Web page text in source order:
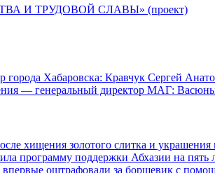
И ТРУДОВОЙ СЛАВЫ» (проект)
Хабаровска: Кравчук Сергей
— генеральный директор МАГ:
хищения золотого слитка и
программу поддержки Абхазии на пять
впервые оштрафовали за борщевик с